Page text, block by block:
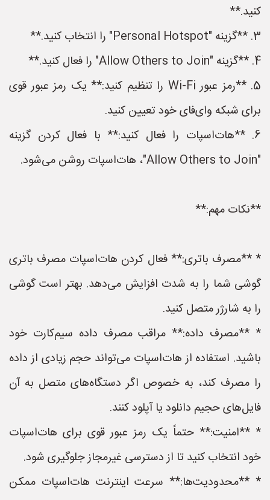
کنید.**
3. **گزینه "Personal Hotspot" را انتخاب کنید.**
4. **گزینه "Allow Others to Join" را فعال کنید.**
5. **رمز عبور Wi-Fi را تنظیم کنید:** یک رمز عبور قوی
برای شبکه وای‌فای خود تعیین کنید.
6. **هات‌اسپات را فعال کنید:** با فعال کردن گزینه
"Allow Others to Join"، هات‌اسپات روشن می‌شود.
**نکات مهم:**
* **مصرف باتری:** فعال کردن هات‌اسپات مصرف باتری
گوشی شما را به شدت افزایش می‌دهد. بهتر است گوشی
را به شارژر متصل کنید.
* **مصرف داده:** مراقب مصرف داده سیم‌کارت خود
باشید. استفاده از هات‌اسپات می‌تواند حجم زیادی از داده
را مصرف کند، به خصوص اگر دستگاه‌های متصل به آن
فایل‌های حجیم دانلود یا آپلود کنند.
* **امنیت:** حتماً یک رمز عبور قوی برای هات‌اسپات
خود انتخاب کنید تا از دسترسی غیرمجاز جلوگیری شود.
* **محدودیت‌ها:** سرعت اینترنت هات‌اسپات ممکن